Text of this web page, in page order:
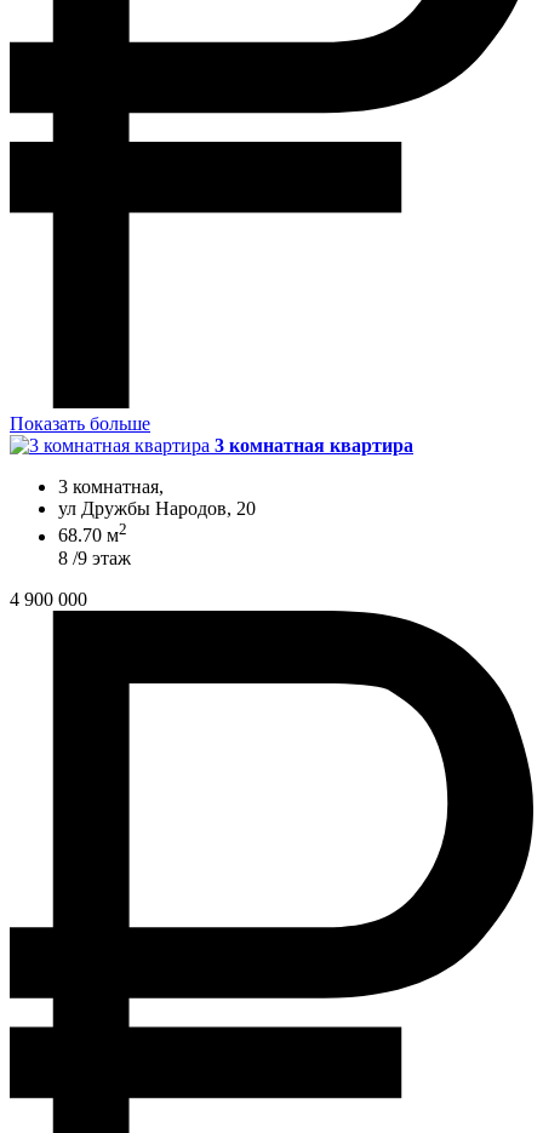
Показать больше
3 комнатная квартира
3 комнатная,
ул Дружбы Народов, 20
68.70 м2
8 /9 этаж
4 900 000